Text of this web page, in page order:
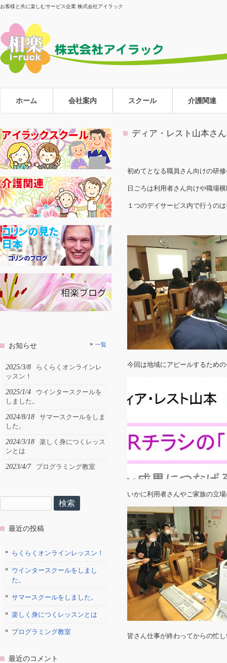
お客様と共に楽しむサービス企業 株式会社アイラック
ホーム 会社案内 スクール 介護関連
ディア・レスト山本さ
初めてとなる職員さん向けの研
日ごろは利用者さん向けや職場
１つのデイサービス内で行うの
今回は地域にアピールするため
いかに利用者さんやご家族の立
皆さん仕事が終わってからの忙
お知らせ 一覧
2025/3/8
らくらくオンラインレ
ッスン！
2025/1/4
ウインタースクールを
しました。
2024/8/18
サマースクールをしま
した。
2024/3/18
楽しく身につくレッス
ンとは
2023/4/7 プログラミング教室
索:
最近の投稿
らくらくオンラインレッスン！
ウインタースクールをしまし
た。
サマースクールをしました。
楽しく身につくレッスンとは
プログラミング教室
最近のコメント